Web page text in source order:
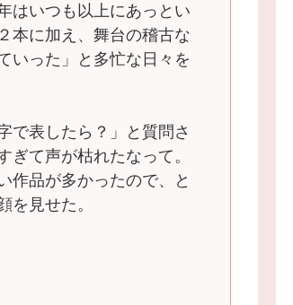
はいつも以上にあっとい
本に加え、舞台の稽古な
いった」と多忙な日々を
で表したら？」と質問さ
ぎて声が枯れたなって。
作品が多かったので、と
を見せた。